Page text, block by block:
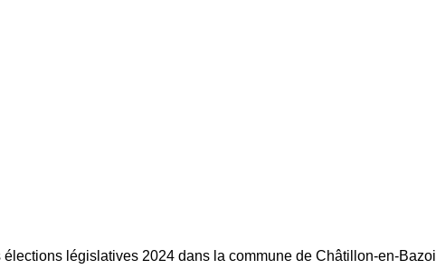
élections législatives 2024 dans la commune de Châtillon-en-